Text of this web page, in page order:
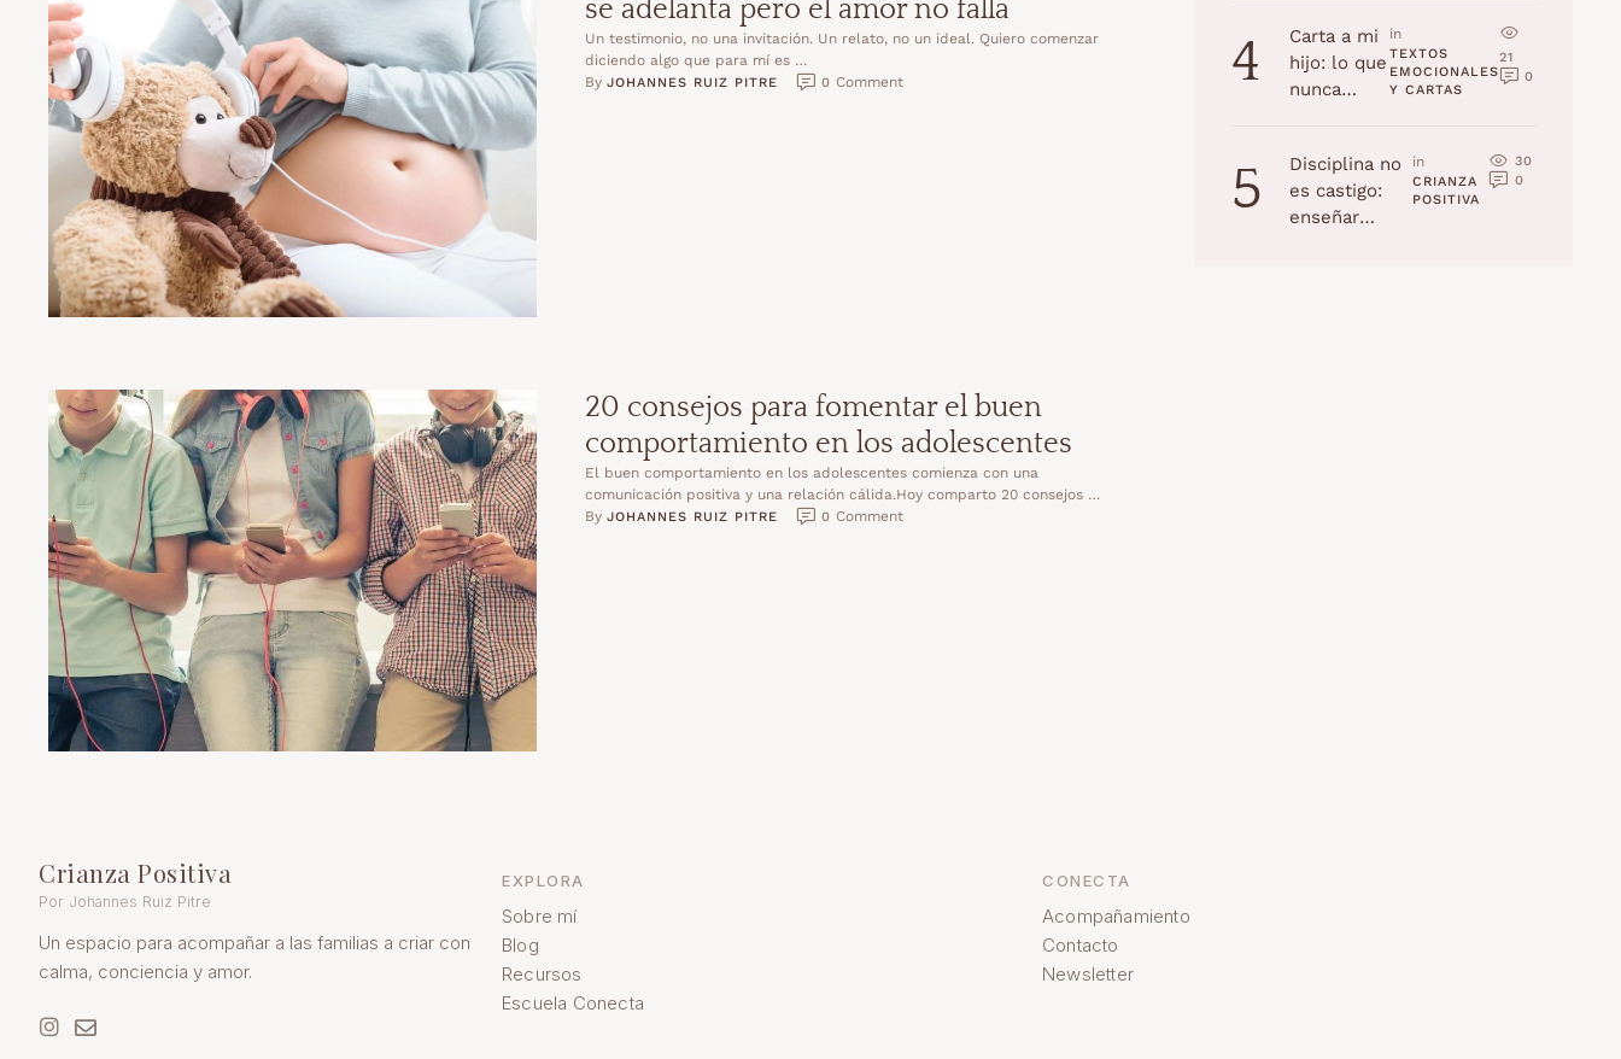
se adelanta pero el amor no falla
Un testimonio, no una invitación. Un relato, no un ideal. Quiero comenzar
diciendo algo que para mí es …
By JOHANNES RUIZ PITRE 0 Comment
20 consejos para fomentar el buen
comportamiento en los adolescentes
El buen comportamiento en los adolescentes comienza con una
comunicación positiva y una relación cálida.Hoy comparto 20 consejos …
By JOHANNES RUIZ PITRE 0 Comment
2025)
4
Carta a mi
hijo: lo que
nunca
jamás
olvidaré
in
TEXTOS
EMOCIONALES
Y CARTAS
21
0
5
Disciplina no
es castigo:
enseñar
in
CRIANZA
POSITIVA
30
0
Crianza Positiva
Por Johannes Ruiz Pitre
Un espacio para acompañar a las familias a criar con
calma, conciencia y amor.
EXPLORA
Sobre mí
Blog
Recursos
Escuela Conecta
CONECTA
Acompañamiento
Contacto
Newsletter